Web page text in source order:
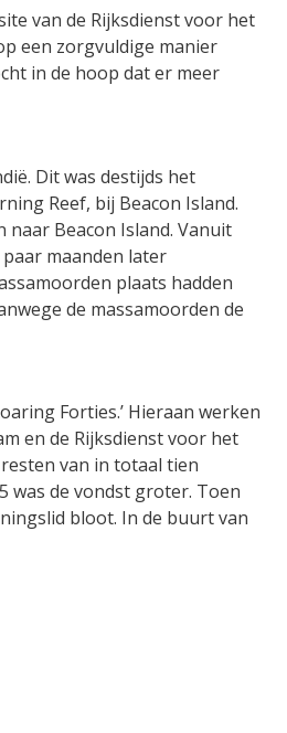
van de Rijksdienst voor het
een zorgvuldige manier
in de hoop dat er meer
Dit was destijds het
Reef, bij Beacon Island.
naar Beacon Island. Vanuit
maanden later
plaats hadden
de massamoorden de
Forties.’ Hieraan werken
en de Rijksdienst voor het
van in totaal tien
was de vondst groter. Toen
bloot. In de buurt van